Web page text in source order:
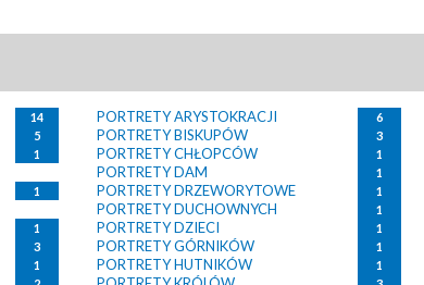
14 PORTRETY ARYSTOKRACJI 6
5 PORTRETY BISKUPÓW 3
1 PORTRETY CHŁOPCÓW 1
PORTRETY DAM 1
1 PORTRETY DRZEWORYTOWE 1
PORTRETY DUCHOWNYCH 1
1 PORTRETY DZIECI 1
3 PORTRETY GÓRNIKÓW 1
1 PORTRETY HUTNIKÓW 1